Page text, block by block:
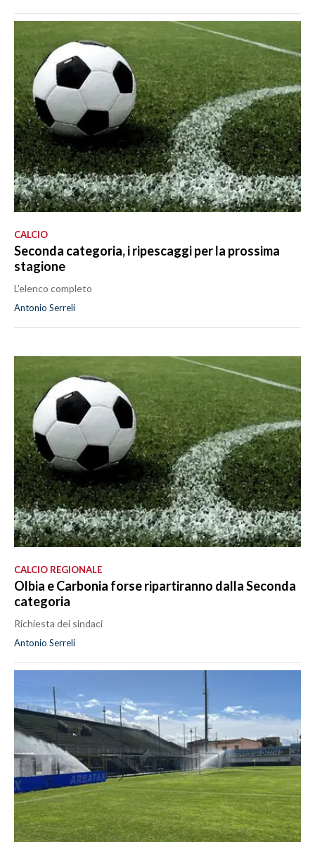
CALCIO
Seconda categoria, i ripescaggi per la prossima
stagione
L’elenco completo
Antonio Serreli
CALCIO REGIONALE
Olbia e Carbonia forse ripartiranno dalla Seconda
categoria
Richiesta dei sindaci
Antonio Serreli